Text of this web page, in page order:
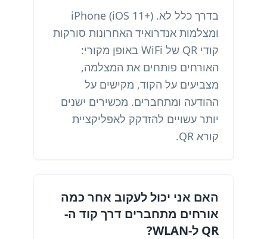
בדרך כלל לא. iPhone (iOS 11+)
ומצלמות אנדרואיד האחרונות סורקות
קודי QR של WiFi באופן מקורי:
האורחים פותחים את המצלמה,
מצביעים על הקוד, מקישים על
ההודעה ומתחברים. מכשירים ישנים
יותר עשויים להזדקק לאפליקציית
קורא QR.
האם אני יכול לעקוב אחר כמה
אורחים מתחברים דרך קוד ה-
QR ל-WLAN?